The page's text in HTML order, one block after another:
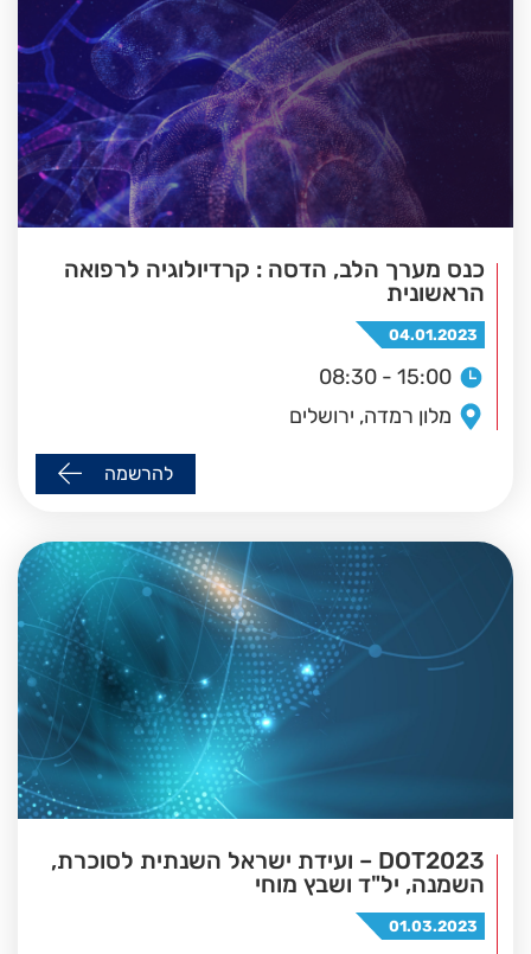
כנס מערך הלב, הדסה : קרדיולוגיה לרפואה
הראשונית
04.01.2023
08:30 - 15:00
מלון רמדה, ירושלים
להרשמה
DOT2023 – ועידת ישראל השנתית לסוכרת,
השמנה, יל"ד ושבץ מוחי
01.03.2023